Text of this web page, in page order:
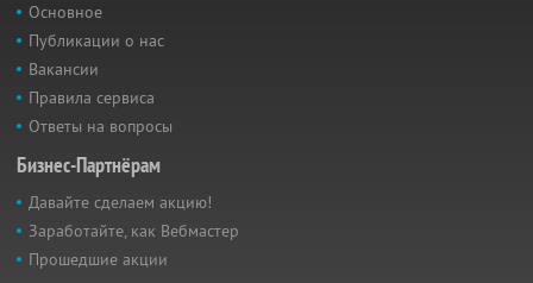
Основное
Публикации о нас
Вакансии
Правила сервиса
Ответы на вопросы
Бизнес-Партнёрам
Давайте сделаем акцию!
Заработайте, как Вебмастер
Прошедшие акции